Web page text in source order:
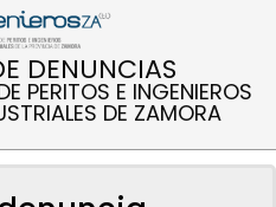
DENUNCIAS
PERITOS E INGENIEROS
DE ZAMORA